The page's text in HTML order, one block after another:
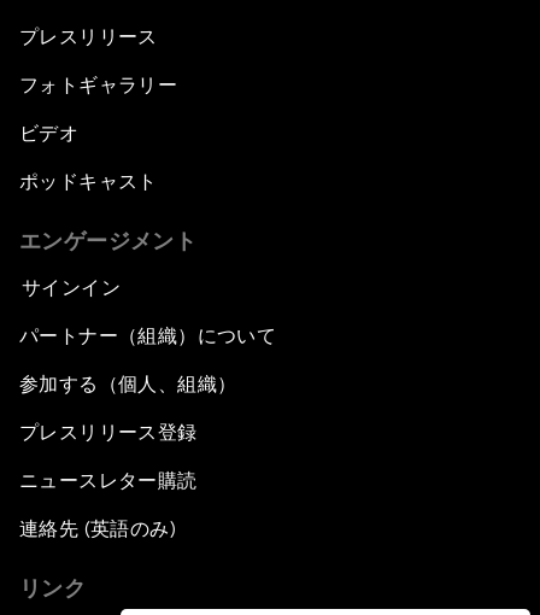
プレスリリース
フォトギャラリー
ビデオ
ポッドキャスト
エンゲージメント
サインイン
パートナー（組織）について
参加する（個人、組織）
プレスリリース登録
ニュースレター購読
連絡先 (英語のみ)
リンク